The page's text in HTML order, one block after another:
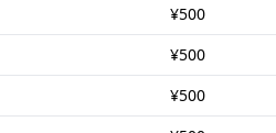
¥500
¥500
¥500